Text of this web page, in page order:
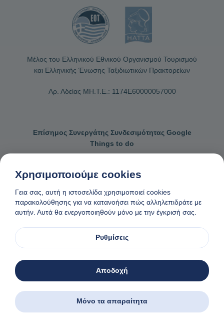
Μέλος του Ελληνικού Εθνικού Οργανισμού Τουρισμού
και Ελληνικής Ένωσης Ταξιδιωτικών Πρακτορείων
Αρ. Αδείας ΜΗ.Τ.Ε.: 1174Ε60000057000
Επίσημος Συνεργάτης Συνδεσιμότητας Google
Things to do
Επικοινωνήστε μαζί μας Γενικοί όροι κρατήσεων
Πολιτική απορρήτου και cookies
Αίτημα αφαίρεσης δεδομένων Φτιαγμένο στη Νάξο, Ελλάδα
Χρησιμοποιούμε cookies
Γεια σας, αυτή η ιστοσελίδα χρησιμοποιεί cookies
παρακολούθησης για να κατανοήσει πώς αλληλεπιδράτε με
αυτήν. Αυτά θα ενεργοποιηθούν μόνο με την έγκρισή σας.
Ρυθμίσεις
Αποδοχή
Μόνο τα απαραίτητα